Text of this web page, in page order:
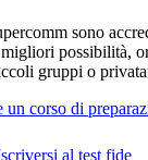
sono
possibilità,
gruppi o
un corso di
al test fide